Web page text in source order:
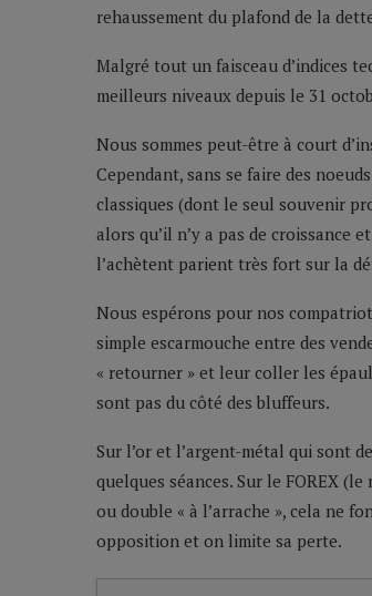
rehaussement du plafond de la
Malgré tout un faisceau d’indices
meilleurs niveaux depuis le 31
Nous sommes peut-être à court
Cependant, sans se faire des
classiques (dont le seul souvenir
alors qu’il n’y a pas de croissance
l’achètent parient très fort sur la
Nous espérons pour nos
simple escarmouche entre des
« retourner » et leur coller les
sont pas du côté des bluffeurs.
Sur l’or et l’argent-métal qui sont
quelques séances. Sur le FOREX
ou double « à l’arrache », cela ne
opposition et on limite sa perte.